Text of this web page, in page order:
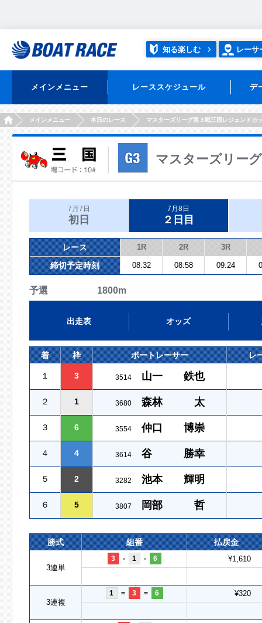
知る楽しむ レーサ
メインメニュー レーススケジュール デ
HOMEメインメニュー 本日のレース マスターズリーグ第３戦三国レジェンドカ
マスターズリー
7月7日
初日
7月8日
２日目
レース 1R 2R 3R
締切予定時刻 08:32 08:58 09:24
予選 1800m
出走表 オッズ
着 枠 ボートレーサー レ
１ 3 3514 山一 鉄也
２ 1 3680 森林 太
３ 6 3554 仲口 博崇
４ 4 3614 谷 勝幸
５ 2 3282 池本 輝明
６ 5 3807 岡部 哲
勝式 組番 払戻金
3連単
3 - 1 - 6 ¥1,610
3連複
1 = 3 = 6 ¥320